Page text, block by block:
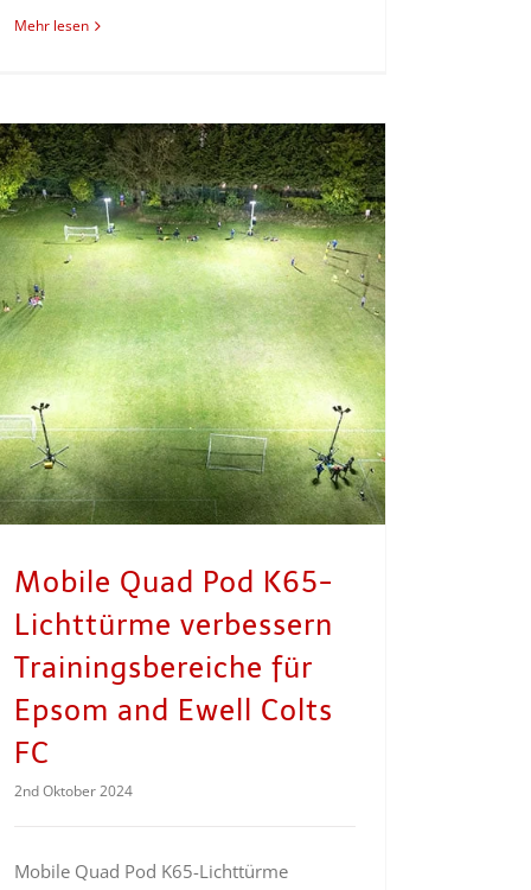
Mehr lesen
Mobile Quad Pod K65-
Lichttürme verbessern
Trainingsbereiche für
Epsom and Ewell Colts
FC
2nd Oktober 2024
Mobile Quad Pod K65-Lichttürme